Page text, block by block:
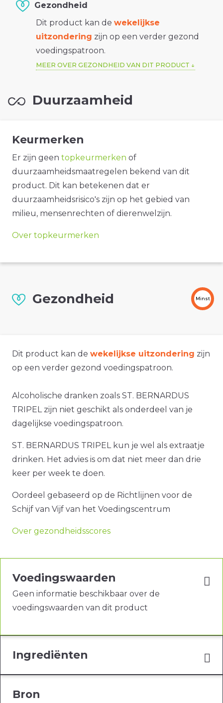
Gezondheid
Dit product kan de wekelijkse
uitzondering zijn op een verder gezond
voedingspatroon.
MEER OVER GEZONDHEID VAN DIT PRODUCT
Duurzaamheid
Keurmerken
Er zijn geen topkeurmerken of
duurzaamheidsmaatregelen bekend van dit
product. Dit kan betekenen dat er
duurzaamheidsrisico's zijn op het gebied van
milieu, mensenrechten of dierenwelzijn.
Over topkeurmerken
Gezondheid Minst
Dit product kan de wekelijkse uitzondering zijn
op een verder gezond voedingspatroon.
Alcoholische dranken zoals ST. BERNARDUS
TRIPEL zijn niet geschikt als onderdeel van je
dagelijkse voedingspatroon.
ST. BERNARDUS TRIPEL kun je wel als extraatje
drinken. Het advies is om dat niet meer dan drie
keer per week te doen.
Oordeel gebaseerd op de Richtlijnen voor de
Schijf van Vijf van het Voedingscentrum
Over gezondheidsscores
Voedingswaarden
Geen informatie beschikbaar over de
voedingswaarden van dit product
Ingrediënten
Bron